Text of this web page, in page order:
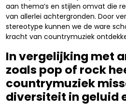
aan thema’s en stijlen omvat die
van allerlei achtergronden. Door
stereotype kunnen we de ware
kracht van countrymuziek
In vergelijking met
zoals pop of rock
countrymuziek
diversiteit in geluid